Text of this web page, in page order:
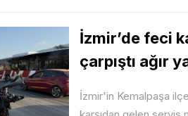
İzmir’de feci
çarpıştı ağır
İzmir'in Kemalpaşa